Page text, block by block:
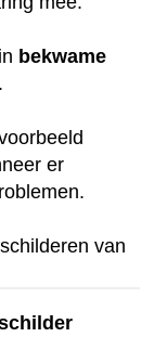
bekwame
er
van